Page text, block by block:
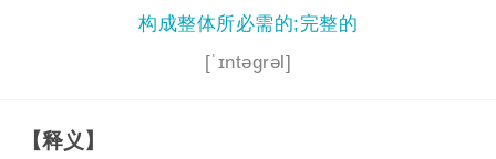
构成整体所必需的;完整的
[ˈɪntəgrəl]
【释义】